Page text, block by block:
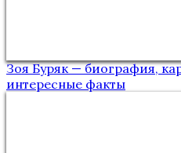
Зоя Буряк — биография,
интересные факты